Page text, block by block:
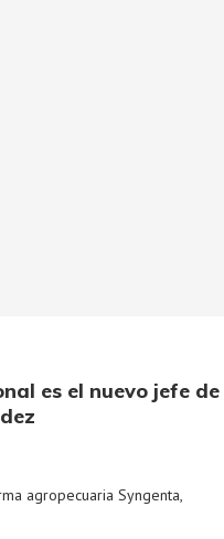
es el nuevo jefe de
agropecuaria Syngenta,